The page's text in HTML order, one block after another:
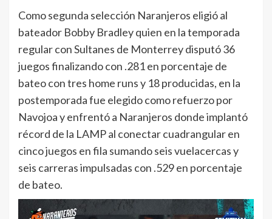
Como segunda selección Naranjeros eligió al
bateador Bobby Bradley quien en la temporada
regular con Sultanes de Monterrey disputó 36
juegos finalizando con .281 en porcentaje de
bateo con tres home runs y 18 producidas, en la
postemporada fue elegido como refuerzo por
Navojoa y enfrentó a Naranjeros donde implantó
récord de la LAMP al conectar cuadrangular en
cinco juegos en fila sumando seis vuelacercas y
seis carreras impulsadas con .529 en porcentaje
de bateo.